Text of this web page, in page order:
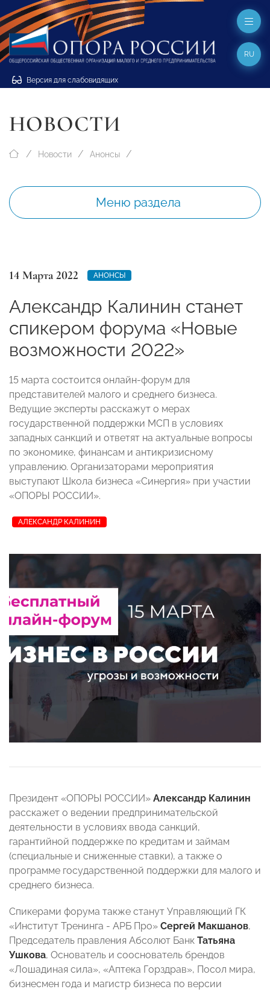
Версия для слабовидящих
RU
НОВОСТИ
Новости Анонсы
Меню раздела
14 Марта 2022 АНОНСЫ
Александр Калинин станет
спикером форума «Новые
возможности 2022»
15 марта состоится онлайн-форум для
представителей малого и среднего бизнеса.
Ведущие эксперты расскажут о мерах
государственной поддержки МСП в условиях
западных санкций и ответят на актуальные вопросы
по экономике, финансам и антикризисному
управлению. Организаторами мероприятия
выступают Школа бизнеса «Синергия» при участии
«ОПОРЫ РОССИИ».
АЛЕКСАНДР КАЛИНИН
Президент «ОПОРЫ РОССИИ» Александр Калинин
расскажет о ведении предпринимательской
деятельности в условиях ввода санкций,
гарантийной поддержке по кредитам и займам
(специальные и сниженные ставки), а также о
программе государственной поддержки для малого и
среднего бизнеса.
Спикерами форума также станут Управляющий ГК
«Институт Тренинга - АРБ Про» Сергей Макшанов,
Председатель правления Абсолют Банк Татьяна
Ушкова, Основатель и сооснователь брендов
«Лошадиная сила», «Аптека Горздрав», Посол мира,
бизнесмен года и магистр бизнеса по версии